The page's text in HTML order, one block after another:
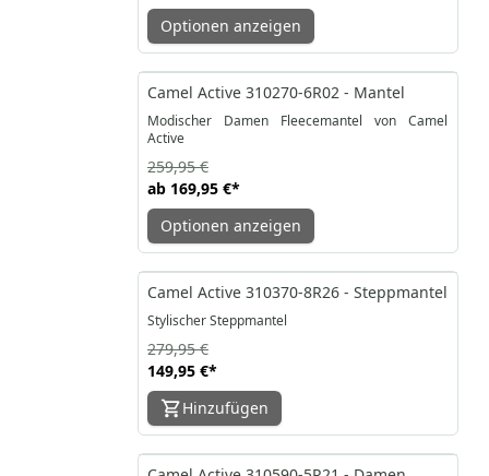
Optionen anzeigen
-35%
Camel Active 310270-6R02 - Mantel
Modischer Damen Fleecemantel von Camel
Active
ab 169,95 €*
259,95 €
Optionen anzeigen
-46%
Camel Active 310370-8R26 - Steppmantel
Stylischer Steppmantel
149,95 €*
279,95 €
Hinzufügen
-50%